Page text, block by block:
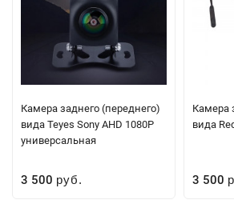
Камера заднего (переднего)
вида Teyes Sony AHD 1080P
универсальная
3 500 руб.
Камера
вида
3 500